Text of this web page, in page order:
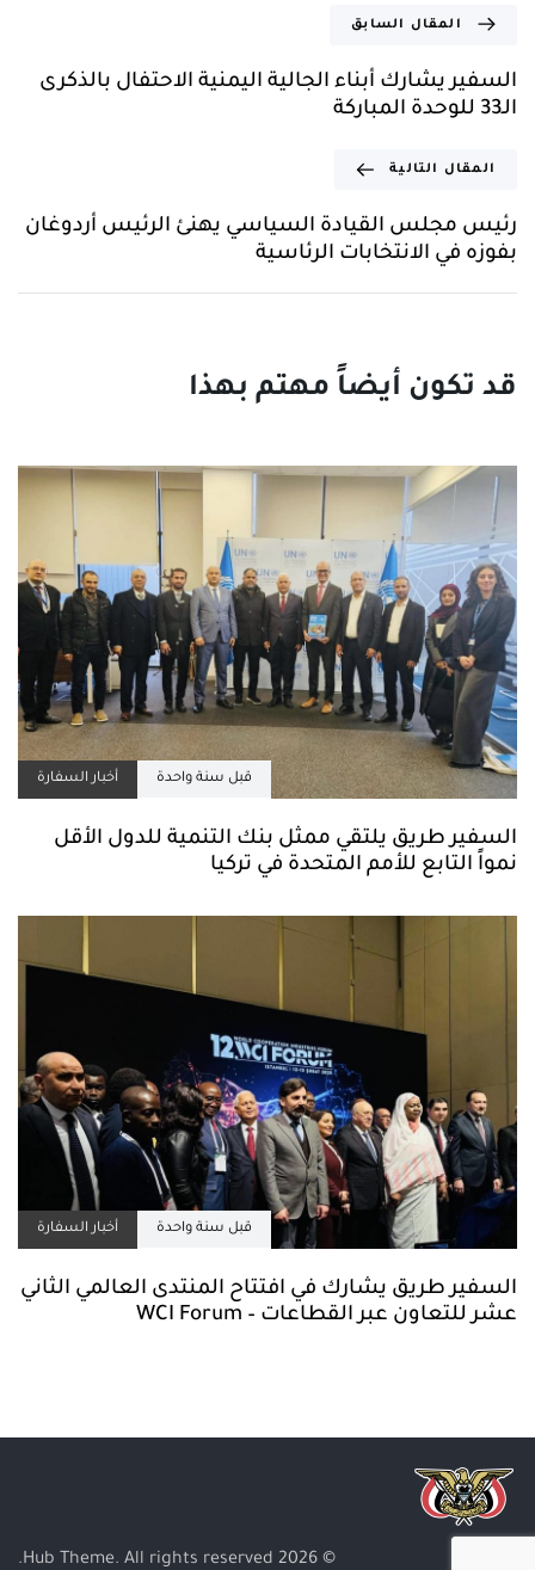
المقال السابق
السفير يشارك أبناء الجالية اليمنية الاحتفال بالذكرى
الـ33 للوحدة المباركة
المقال التالية
رئيس مجلس القيادة السياسي يهنئ الرئيس أردوغان
بفوزه في الانتخابات الرئاسية
قبل سنة واحدة أخبار السفارة
السفير طريق يلتقي ممثل بنك التنمية للدول الأقل
نمواً التابع للأمم المتحدة في تركيا
قبل سنة واحدة أخبار السفارة
السفير طريق يشارك في افتتاح المنتدى العالمي الثاني
عشر للتعاون عبر القطاعات – WCI Forum
© 2026 Hub Theme. All rights reserved.